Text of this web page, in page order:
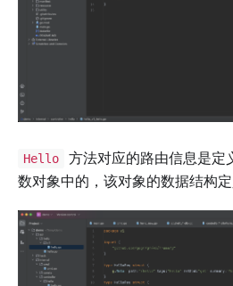
Hello 方法对应的路由信息是定
数对象中的，该对象的数据结构定